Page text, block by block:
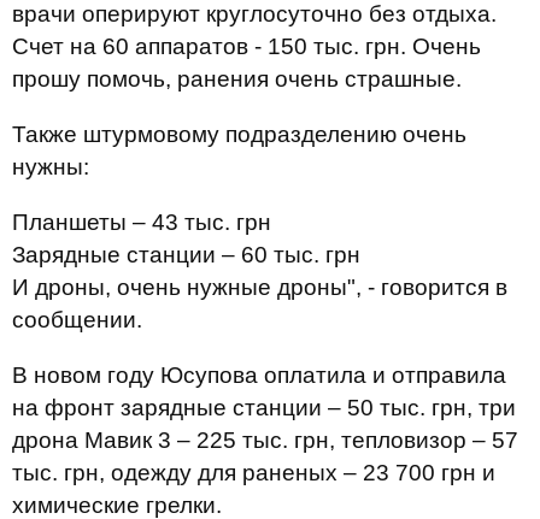
врачи оперируют круглосуточно без отдыха.
Счет на 60 аппаратов - 150 тыс. грн. Очень
прошу помочь, ранения очень страшные.
Также штурмовому подразделению очень
нужны:
Планшеты – 43 тыс. грн
Зарядные станции – 60 тыс. грн
И дроны, очень нужные дроны", - говорится в
сообщении.
В новом году Юсупова оплатила и отправила
на фронт зарядные станции – 50 тыс. грн, три
дрона Мавик 3 – 225 тыс. грн, тепловизор – 57
тыс. грн, одежду для раненых – 23 700 грн и
химические грелки.